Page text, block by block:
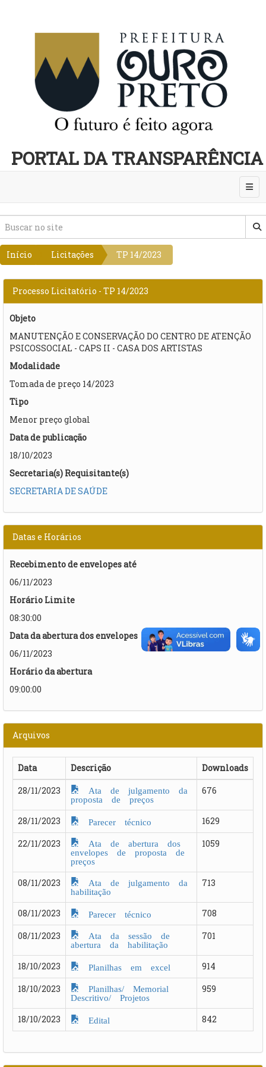
PORTAL DA TRANSPARÊNCIA
Início Licitações TP 14/2023
Processo Licitatório - TP 14/2023
Objeto
MANUTENÇÃO E CONSERVAÇÃO DO CENTRO DE ATENÇÃO
PSICOSSOCIAL - CAPS II - CASA DOS ARTISTAS
Modalidade
Tomada de preço 14/2023
Tipo
Menor preço global
Data de publicação
18/10/2023
Secretaria(s) Requisitante(s)
SECRETARIA DE SAÚDE
Datas e Horários
Recebimento de envelopes até
06/11/2023
Horário Limite
08:30:00
Data da abertura dos envelopes
06/11/2023
Horário da abertura
09:00:00
Arquivos
Data Descrição
Downloads
28/11/2023
Ata de julgamento da
proposta de preços
676
28/11/2023 Parecer técnico
1629
22/11/2023
Ata de abertura dos
envelopes de proposta de
preços
1059
08/11/2023
Ata de julgamento da
habilitação
713
08/11/2023 Parecer técnico
708
08/11/2023
Ata da sessão de
abertura da habilitação
701
18/10/2023 Planilhas em excel
914
18/10/2023
Planilhas/ Memorial
Descritivo/ Projetos
959
18/10/2023 Edital 842